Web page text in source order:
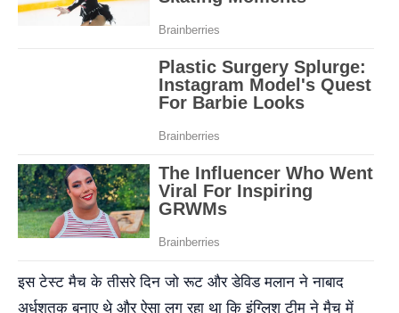
इस टेस्ट मैच के तीसरे दिन जो रूट और डेविड मलान ने नाबाद
अर्धशतक बनाए थे और ऐसा लग रहा था कि इंग्लिश टीम ने मैच में